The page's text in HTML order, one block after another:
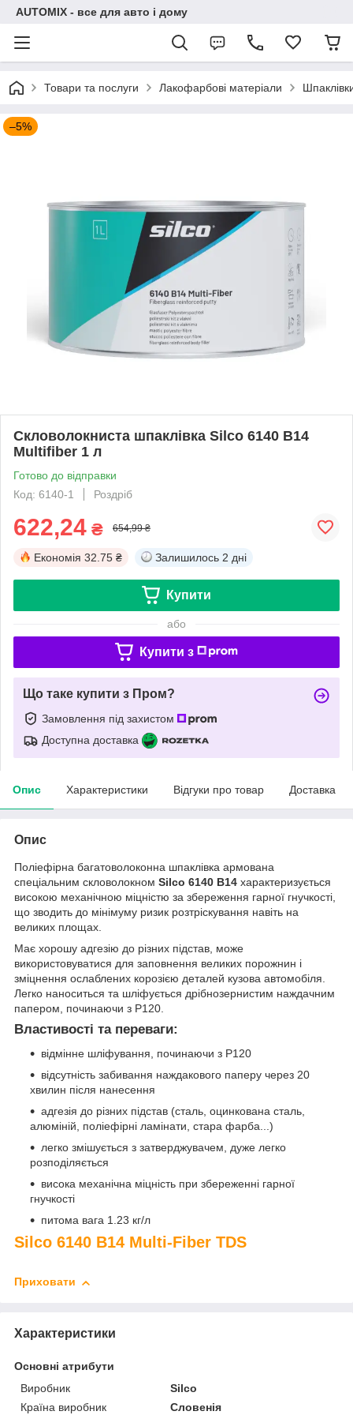
AUTOMIX - все для авто і дому
Товари та послуги Лакофарбові матеріали
–5%
Скловолокниста шпаклівка Silco 6140 B14
Multifiber 1 л
Готово до відправки
Код: 6140-1
Роздріб
622,24 ₴ 654,99 ₴
Економія 32.75 ₴ Залишилось 2 дні
Купити
або
Купити з
Що таке купити з Пром?
Замовлення під захистом
Доступна доставка
Опис Характеристики Відгуки про товар Доставка
Опис
Поліефірна багатоволоконна шпаклівка армована
спеціальним скловолокном Silco 6140 B14 характеризується
високою механічною міцністю за збереження гарної гнучкості,
що зводить до мінімуму ризик розтріскування навіть на
великих площах.
Має хорошу адгезію до різних підстав, може
використовуватися для заповнення великих порожнин і
зміцнення ослаблених корозією деталей кузова автомобіля.
Легко наноситься та шліфується дрібнозернистим наждачним
папером, починаючи з P120.
Властивості та переваги:
відмінне шліфування, починаючи з P120
відсутність забивання наждакового паперу через 20
хвилин після нанесення
адгезія до різних підстав (сталь, оцинкована сталь,
алюміній, поліефірні ламінати, стара фарба...)
легко змішується з затверджувачем, дуже легко
розподіляється
висока механічна міцність при збереженні гарної
гнучкості
питома вага 1.23 кг/л
Silco 6140 B14 Multi-Fiber TDS
Приховати
Характеристики
Основні атрибути
Виробник
Silco
Країна виробник
Словенія